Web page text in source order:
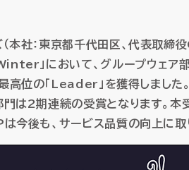
ト収支管理
デ
デー
マ
HUE
本社：東京都千代田区、代表取
において、グループウェア部門
位の「Leader」を獲得しました
門は2期連続の受賞となります
今後も、サービス品質の向上に取
ト収支管理
デ
デー
マ
HUE